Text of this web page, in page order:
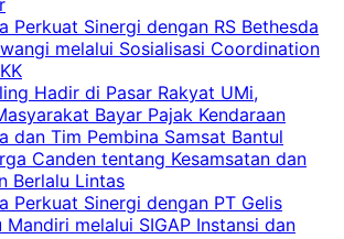
Perkuat Sinergi dengan RS Bethesda
melalui Sosialisasi Coordination
Hadir di Pasar Rakyat UMi,
Bayar Pajak Kendaraan
dan Tim Pembina Samsat Bantul
Canden tentang Kesamsatan dan
Berlalu Lintas
Perkuat Sinergi dengan PT Gelis
Mandiri melalui SIGAP Instansi dan